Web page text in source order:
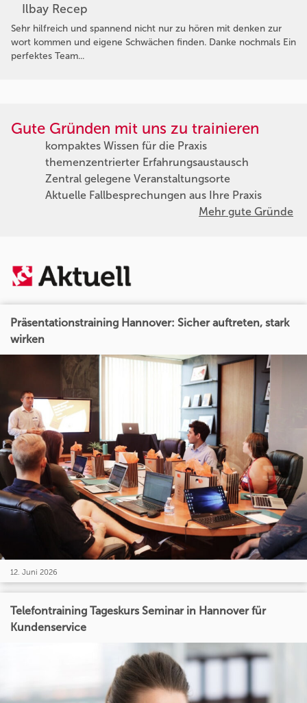
Ilbay Recep
Sehr hilfreich und spannend nicht nur zu hören mit denken zur
wort kommen und eigene Schwächen finden. Danke nochmals Ein
perfektes Team...
Gute Gründen mit uns zu trainieren
kompaktes Wissen für die Praxis
themenzentrierter Erfahrungsaustausch
Zentral gelegene Veranstaltungsorte
Aktuelle Fallbesprechungen aus Ihre Praxis
Mehr gute Gründe
Präsentationstraining Hannover: Sicher auftreten, stark
wirken
12. Juni 2026
Telefontraining Tageskurs Seminar in Hannover für
Kundenservice